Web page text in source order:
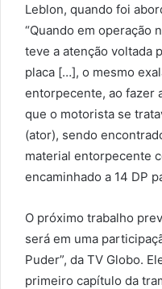
Leblon, quando foi
“Quando em operação
teve a atenção voltada
placa […], o mesmo
entorpecente, ao fazer
que o motorista se
(ator), sendo
material entorpecente
encaminhado a 14 DP
O próximo trabalho
será em uma
Puder”, da TV Globo.
primeiro capítulo da